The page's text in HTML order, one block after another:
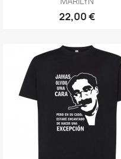
22,00 €